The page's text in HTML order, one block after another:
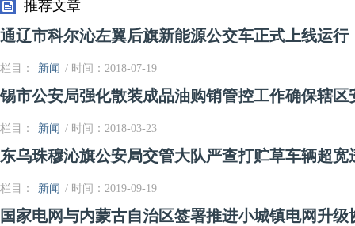
推荐文章
通辽市科尔沁左翼后旗新能源公交车正式上线运行
栏目： 新闻 / 时间：2018-07-19
锡市公安局强化散装成品油购销管控工作确保辖区
栏目： 新闻 / 时间：2018-03-23
东乌珠穆沁旗公安局交管大队严查打贮草车辆超宽
栏目： 新闻 / 时间：2019-09-19
国家电网与内蒙古自治区签署推进小城镇电网升级